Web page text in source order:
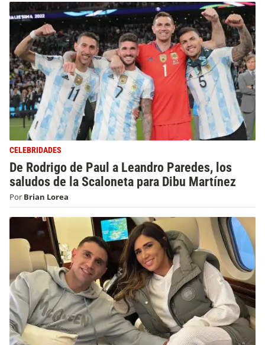
CELEBRIDADES
De Rodrigo de Paul a Leandro Paredes, los
saludos de la Scaloneta para Dibu Martínez
Por Brian Lorea